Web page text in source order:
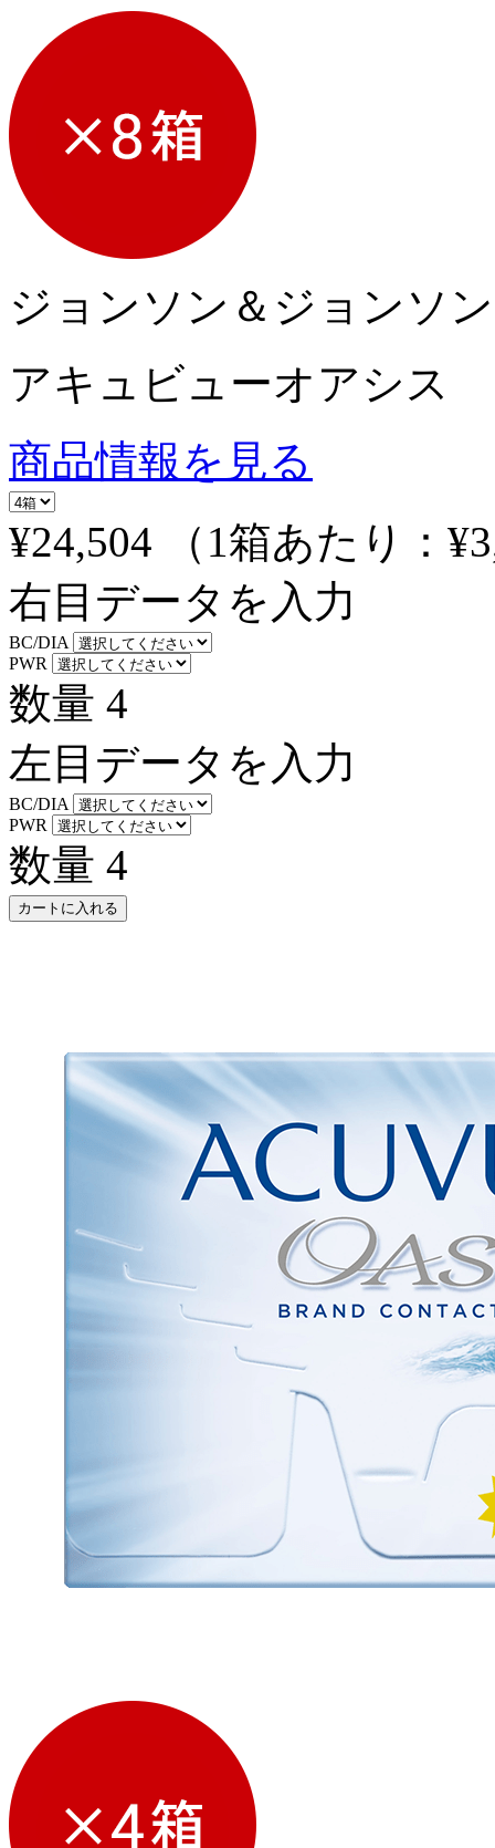
ジョンソン＆ジョンソン
アキュビューオアシス
商品情報を見る
¥24,504
（1箱あたり：
右目データを入力
BC/DIA
PWR
数量 4
左目データを入力
BC/DIA
PWR
数量 4
カートに入れる